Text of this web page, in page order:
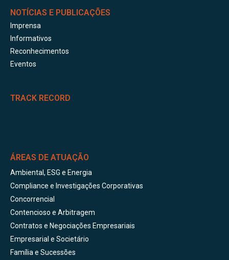
NOTÍCIAS E PUBLICAÇÕES
Imprensa
Informativos
Reconhecimentos
Eventos
TRACK RECORD
ÁREAS DE ATUAÇÃO
Ambiental, ESG e Energia
Compliance e Investigações Corporativas
Concorrencial
Contencioso e Arbitragem
Contratos e Negociações Empresariais
Empresarial e Societário
Família e Sucessões